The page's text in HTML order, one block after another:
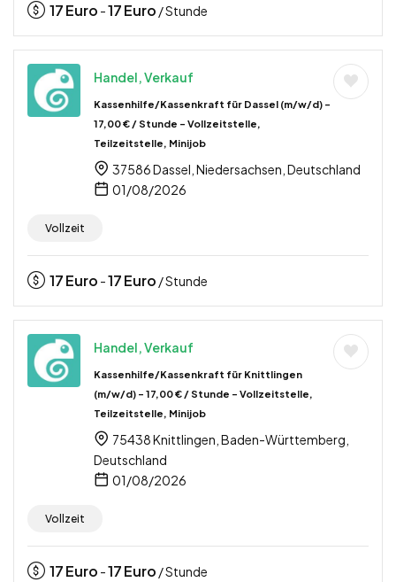
17Euro -17Euro / Stunde
Handel, Verkauf
Kassenhilfe/Kassenkraft für Dassel (m/w/d) –
17,00 € / Stunde – Vollzeitstelle,
Teilzeitstelle, Minijob
37586 Dassel, Niedersachsen, Deutschland
01/08/2026
Vollzeit
17Euro -17Euro / Stunde
Handel, Verkauf
Kassenhilfe/Kassenkraft für Knittlingen
(m/w/d) – 17,00 € / Stunde – Vollzeitstelle,
Teilzeitstelle, Minijob
75438 Knittlingen, Baden-Württemberg,
Deutschland
01/08/2026
Vollzeit
17Euro -17Euro / Stunde